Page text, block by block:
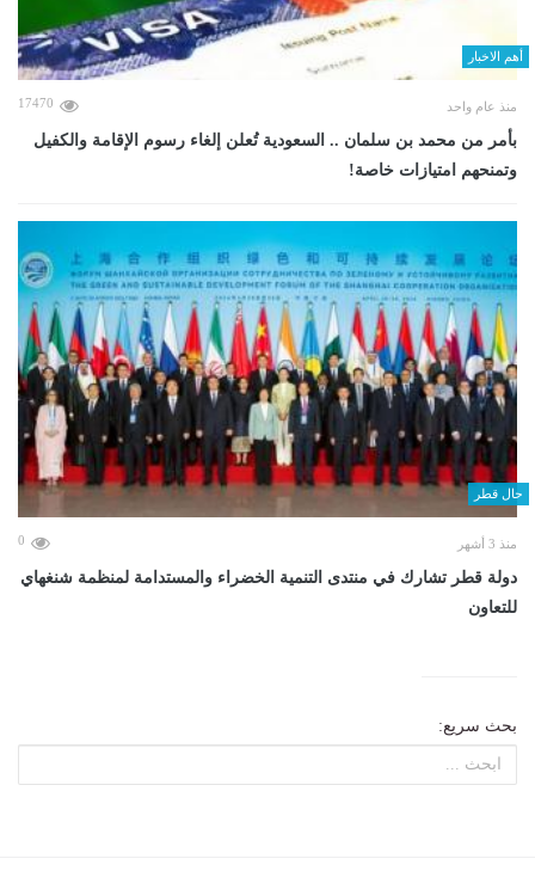
أهم الاخبار
منذ عام واحد 17470
بأمر من محمد بن سلمان .. السعودية تُعلن إلغاء رسوم الإقامة والكفيل
وتمنحهم امتيازات خاصة!
حال قطر
منذ 3 أشهر 0
دولة قطر تشارك في منتدى التنمية الخضراء والمستدامة لمنظمة شنغهاي
للتعاون
بحث سريع: